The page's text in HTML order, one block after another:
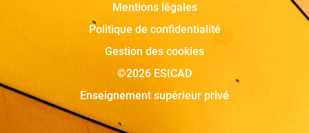
Mentions légales
Politique de confidentialité
Gestion des cookies
©2026 ESICAD
Enseignement supérieur privé